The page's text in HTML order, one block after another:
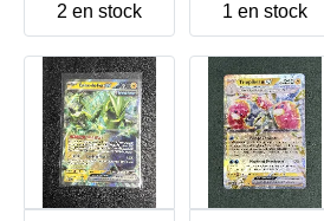
2 en stock 1 en stock